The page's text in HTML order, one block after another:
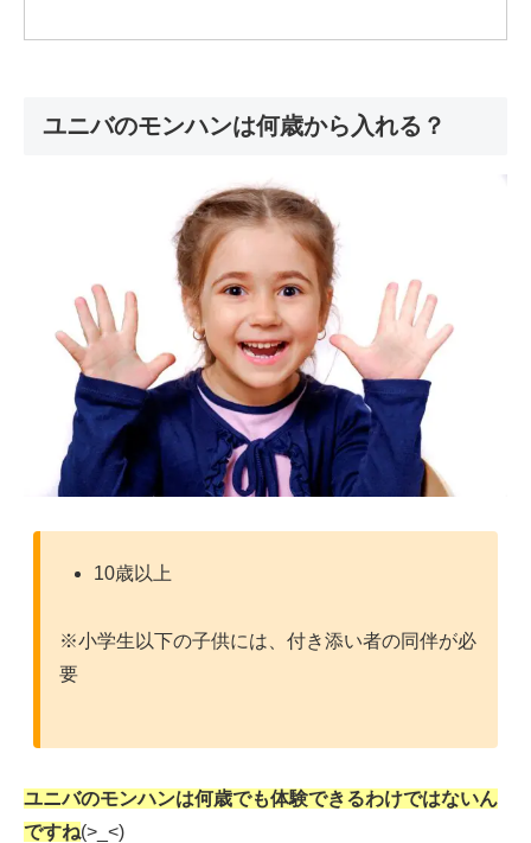
ユニバのモンハンは何歳から入れる？
10歳以上
※小学生以下の子供には、付き添い者の同伴が必
要
ユニバのモンハンは何歳でも体験できるわけではないん
ですね(>_<)